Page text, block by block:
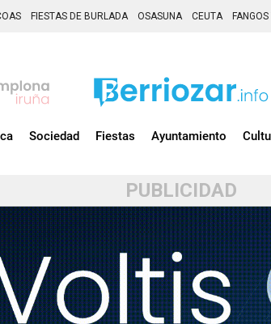
FIESTAS DE BURLADA OSASUNA CEUTA
Sociedad Fiestas Ayuntamiento
PUBLICIDAD